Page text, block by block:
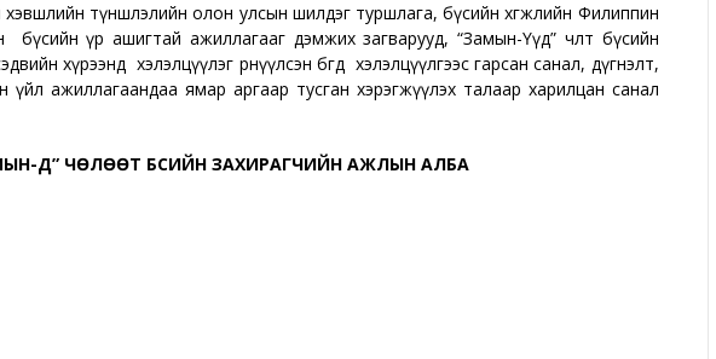
хэвшлийн түншлэлийн олон улсын шилдэг туршлага, бүсийн хөгжлийн Филиппин
үр ашигтай ажиллагааг дэмжих загварууд, “Замын-Үүд” чөлөөт бүсийн
хүрээнд хэлэлцүүлэг өрнүүлсэн бөгөөд хэлэлцүүлгээс гарсан санал, дүгнэлт,
үйл ажиллагаандаа ямар аргаар тусган хэрэгжүүлэх талаар харилцан санал
ҮҮД” ЧӨЛӨӨТ БҮСИЙН ЗАХИРАГЧИЙН АЖЛЫН АЛБА